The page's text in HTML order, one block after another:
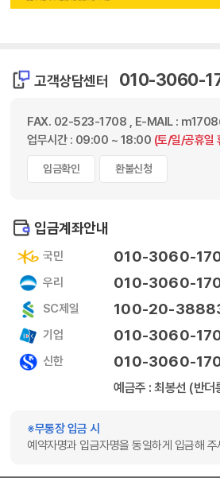
고객상담센터 010-3060-
FAX. 02-523-1708 , E-MAIL :
업무시간 : 09:00 ~ 18:00 (토/일/공휴일
입금확인 환불신청
입금계좌안내
국민 010-3060-
우리 010-3060-
SC제일 100-20-
기업 010-3060-
신한 010-3060-
예금주 : 최봉선 (반더
※무통장 입금 시
예약자명과 입금자명을 동일하게 입금해 주